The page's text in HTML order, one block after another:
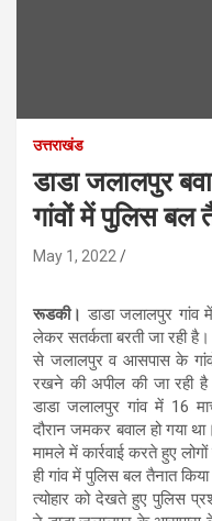
उत्तराखंड
डाडा जलालपुर
गांवों में पुलिस बल
May 1, 2022
रूडकी। डाडा जलालपुर गांव
लेकर सतर्कता बरती जा रही
से जलालपुर व आसपास के
रखने की अपील की जा रही
डाडा जलालपुर गांव में 16
दौरान जमकर बवाल हो गया
मामले में कार्रवाई करते हुए
ही गांव में पुलिस बल तैनात
त्योहार को देखते हुए पुलिस